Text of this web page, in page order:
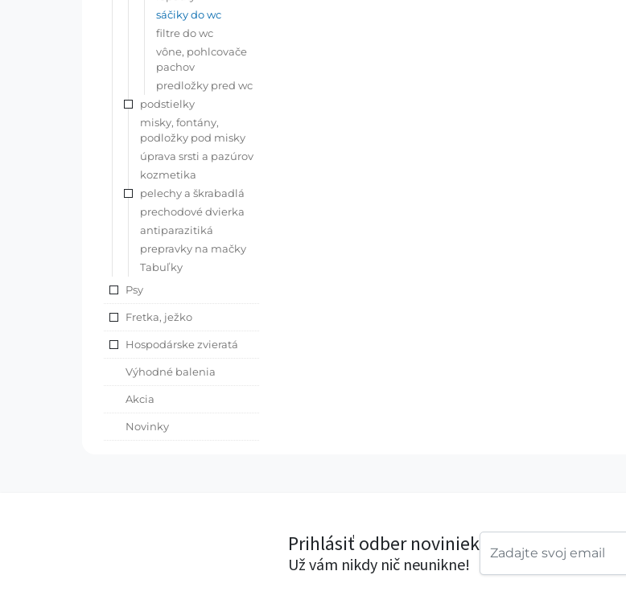
sáčiky do wc
filtre do wc
vône, pohlcovače
pachov
predložky pred wc
podstielky
misky, fontány,
podložky pod misky
úprava srsti a pazúrov
kozmetika
pelechy a škrabadlá
prechodové dvierka
antiparazitiká
prepravky na mačky
Tabuľky
Psy
Fretka, ježko
Hospodárske zvieratá
Výhodné balenia
Akcia
Novinky
Prihlásiť odber noviniek
Už vám nikdy nič neunikne!